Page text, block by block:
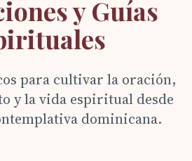
y Guías
para cultivar la oración,
y la vida espiritual desde
dominicana.